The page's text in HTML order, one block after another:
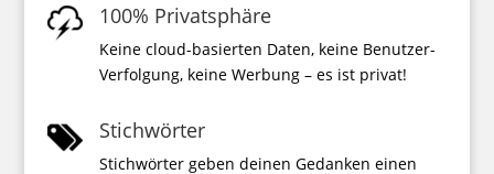
100% Privatsphäre
Keine cloud-basierten Daten, keine Benutzer-
Verfolgung, keine Werbung – es ist privat!
Stichwörter
Stichwörter geben deinen Gedanken einen